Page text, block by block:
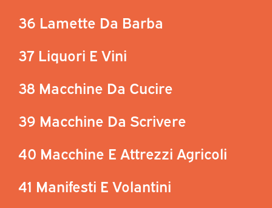
36 Lamette Da Barba
37 Liquori E Vini
38 Macchine Da Cucire
39 Macchine Da Scrivere
40 Macchine E Attrezzi Agricoli
41 Manifesti E Volantini